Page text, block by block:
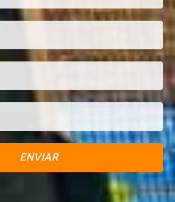
ENVIAR